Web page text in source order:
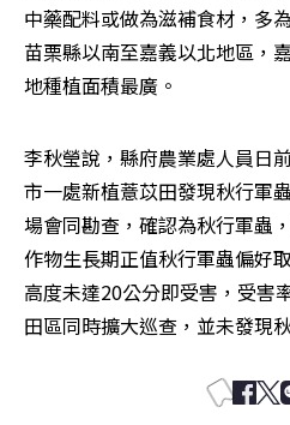
中藥配料或做為滋補食材，多
苗栗縣以南至嘉義以北地區，
地種植面積最廣。
李秋瑩說，縣府農業處人員日
市一處新植薏苡田發現秋行軍
場會同勘查，確認為秋行軍蟲
作物生長期正值秋行軍蟲偏好
高度未達20公分即受害，受害
田區同時擴大巡查，並未發現